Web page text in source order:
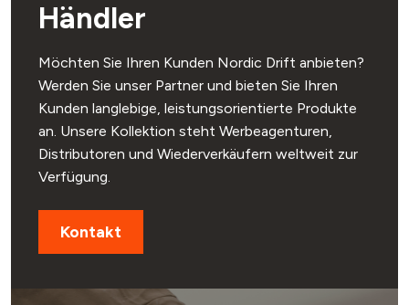
Händler
Möchten Sie Ihren Kunden Nordic Drift anbieten?
Werden Sie unser Partner und bieten Sie Ihren
Kunden langlebige, leistungsorientierte Produkte
an. Unsere Kollektion steht Werbeagenturen,
Distributoren und Wiederverkäufern weltweit zur
Verfügung.
Kontakt